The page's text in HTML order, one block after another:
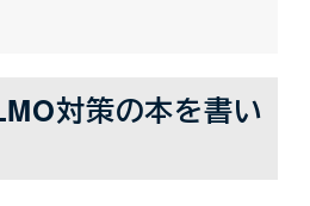
対策の本を書い